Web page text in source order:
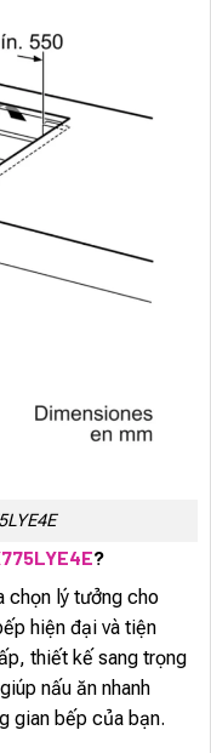
?
chọn lý tưởng cho
hiện đại và tiện
thiết kế sang trọng
nấu ăn nhanh
gian bếp của bạn.